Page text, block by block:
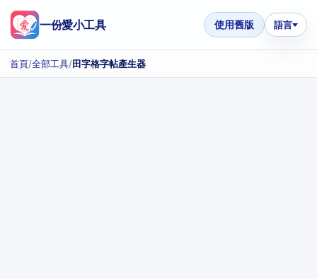
一份愛小工具 使用舊版 語言
首頁/全部工具/田字格字帖產生器